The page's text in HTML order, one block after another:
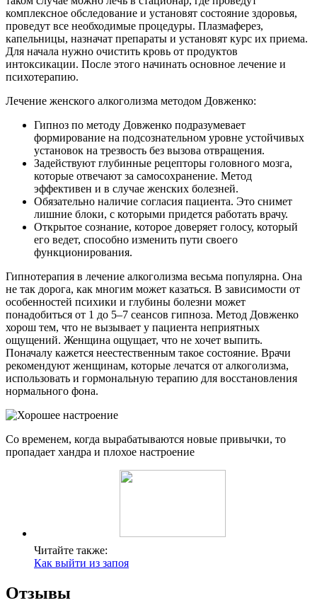
комплексное обследование и установят состояние здоровья,
проведут все необходимые процедуры. Плазмаферез,
капельницы, назначат препараты и установят курс их приема.
Для начала нужно очистить кровь от продуктов
интоксикации. После этого начинать основное лечение и
психотерапию.
Лечение женского алкоголизма методом Довженко:
Гипноз по методу Довженко подразумевает
формирование на подсознательном уровне устойчивых
установок на трезвость без вызова отвращения.
Задействуют глубинные рецепторы головного мозга,
которые отвечают за самосохранение. Метод
эффективен и в случае женских болезней.
Обязательно наличие согласия пациента. Это снимет
лишние блоки, с которыми придется работать врачу.
Открытое сознание, которое доверяет голосу, который
его ведет, способно изменить пути своего
функционирования.
Гипнотерапия в лечение алкоголизма весьма популярна. Она
не так дорога, как многим может казаться. В зависимости от
особенностей психики и глубины болезни может
понадобиться от 1 до 5–7 сеансов гипноза. Метод Довженко
хорош тем, что не вызывает у пациента неприятных
ощущений. Женщина ощущает, что не хочет выпить.
Поначалу кажется неестественным такое состояние. Врачи
рекомендуют женщинам, которые лечатся от алкоголизма,
использовать и гормональную терапию для восстановления
нормального фона.
Со временем, когда вырабатываются новые привычки, то
пропадает хандра и плохое настроение
Читайте также:
Как выйти из запоя
Отзывы